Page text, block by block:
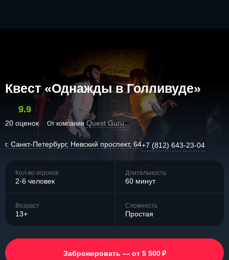
Квест «Однажды в Голливуде»
9.9
20 оценок От компании Quest Guru
г. Санкт-Петербург, Невский проспект, 64+7 (812) 643-23-04
Кол-во игроков
2-6 человек
Длительность
60 минут
Возраст
13+
Сложность
Простая
Забронировать — от 5 500 ₽